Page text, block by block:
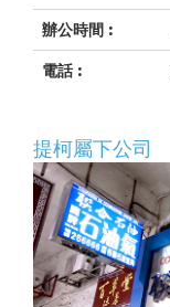
辦公時間 :
電話 :
提柯屬下公司